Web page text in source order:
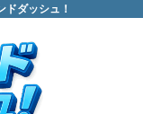
ドダッシュ！